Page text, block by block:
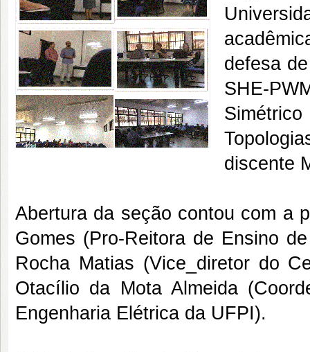
defesa
SHE-
discente
Abertura da seção contou com a
Gomes (Pro-Reitora de Ensino
Rocha Matias (Vice_diretor do
Otacílio da Mota Almeida
Engenharia Elétrica da UFPI).